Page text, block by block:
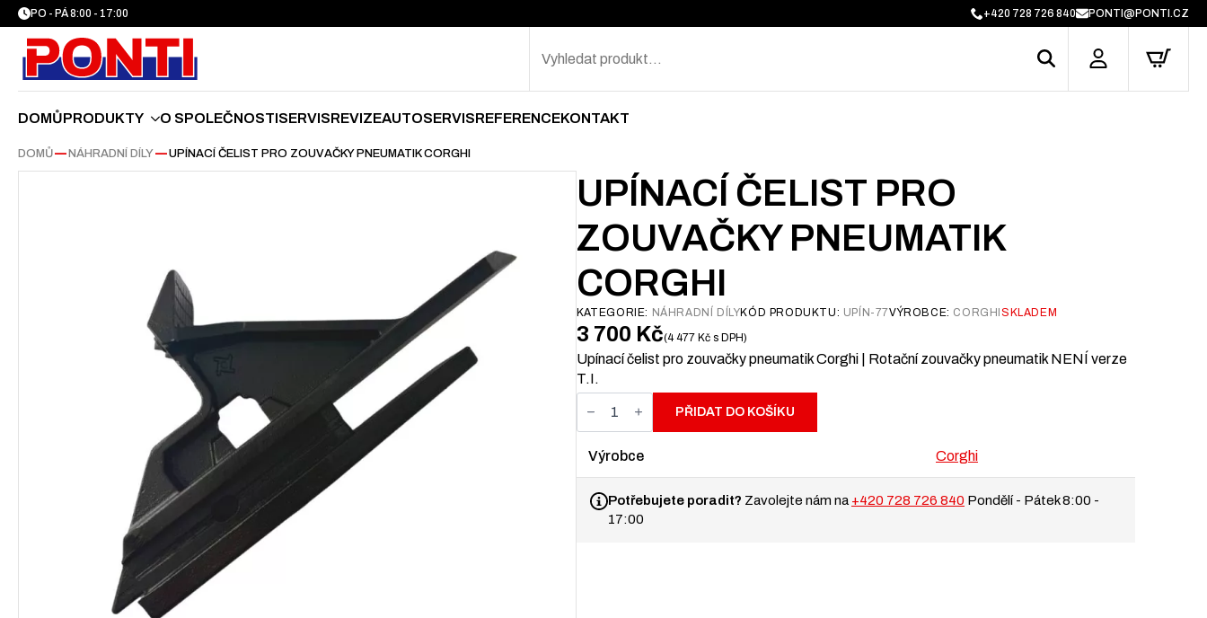
PO - PÁ 8:00 - 17:00 +420 728 726 840 PONTI@PONTI.CZ
DOMŮPRODUKTY O SPOLEČNOSTISERVISREVIZEAUTOSERVISREFERENCEKONTAKT
DOMŮ—NÁHRADNÍ DÍLY—UPÍNACÍ ČELIST PRO ZOUVAČKY PNEUMATIK CORGHI
UPÍNACÍ ČELIST PRO
ZOUVAČKY PNEUMATIK
CORGHI
KATEGORIE: NÁHRADNÍ DÍLYKÓD PRODUKTU: UPÍN-77VÝROBCE: CORGHI SKLADEM
3 700 Kč 4 477 Kč s DPH
Upínací čelist pro zouvačky pneumatik Corghi | Rotační zouvačky pneumatik NENÍ verze
T.I.
Upínací
čelist
pro
pneumatik
PŘIDAT DO KOŠÍKU
Výrobce Corghi
Potřebujete poradit? Zavolejte nám na +420 728 726 840 Pondělí - Pátek 8:00 -
17:00